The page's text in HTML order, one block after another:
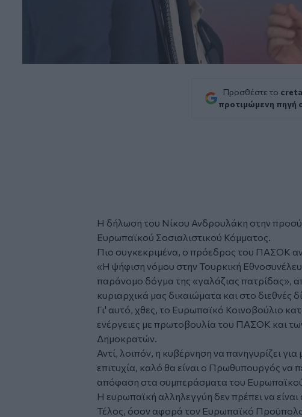
Προσθέστε το
προτιμώμενη πηγή
Η δήλωση του Νίκου Ανδρουλάκη στην
Ευρωπαϊκού Σοσιαλιστικού Κόμματος.
Πιο συγκεκριμένα, ο πρόεδρος του ΠΑΣΟΚ
«Η ψήφιση νόμου στην Τουρκική
παράνομο δόγμα της «γαλάζιας πατρίδας»,
κυριαρχικά μας δικαιώματα και στο διεθνές
Γι' αυτό, χθες, το Ευρωπαϊκό Κοινοβούλιο
ενέργειες με πρωτοβουλία του ΠΑΣΟΚ και
Δημοκρατών.
Αντί, λοιπόν, η κυβέρνηση να πανηγυρίζει
επιτυχία, καλό θα είναι ο Πρωθυπουργός να
απόφαση στα συμπεράσματα του
Η ευρωπαϊκή αλληλεγγύη δεν πρέπει να
Τέλος, όσον αφορά τον Ευρωπαϊκό